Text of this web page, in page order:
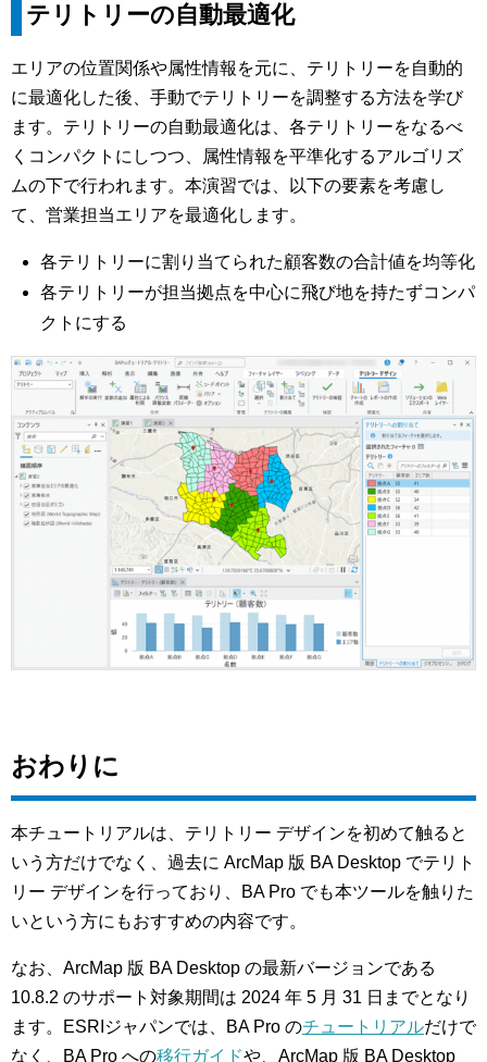
テリトリーの自動最適化
エリアの位置関係や属性情報を元に、テリトリーを自動的
に最適化した後、手動でテリトリーを調整する方法を学び
ます。テリトリーの自動最適化は、各テリトリーをなるべ
くコンパクトにしつつ、属性情報を平準化するアルゴリズ
ムの下で行われます。本演習では、以下の要素を考慮し
て、営業担当エリアを最適化します。
各テリトリーに割り当てられた顧客数の合計値を均等化
各テリトリーが担当拠点を中心に飛び地を持たずコンパ
クトにする
おわりに
本チュートリアルは、テリトリー デザインを初めて触ると
いう方だけでなく、過去に ArcMap 版 BA Desktop でテリト
リー デザインを行っており、BA Pro でも本ツールを触りた
いという方にもおすすめの内容です。
なお、ArcMap 版 BA Desktop の最新バージョンである
10.8.2 のサポート対象期間は 2024 年 5 月 31 日までとなり
ます。ESRIジャパンでは、BA Pro のチュートリアルだけで
なく、BA Pro への移行ガイドや、ArcMap 版 BA Desktop